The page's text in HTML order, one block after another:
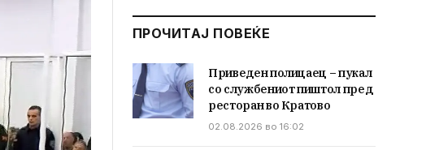
ПРОЧИТАЈ ПОВЕЌЕ
Приведен полицаец – пукал
со службениот пиштол пред
ресторан во Кратово
02.08.2026 во 16:02